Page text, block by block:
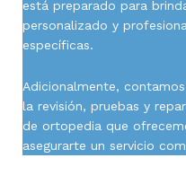
está preparado para
personalizado y
específicas.
Adicionalmente,
la revisión, pruebas y
de ortopedia que
asegurarte un servicio